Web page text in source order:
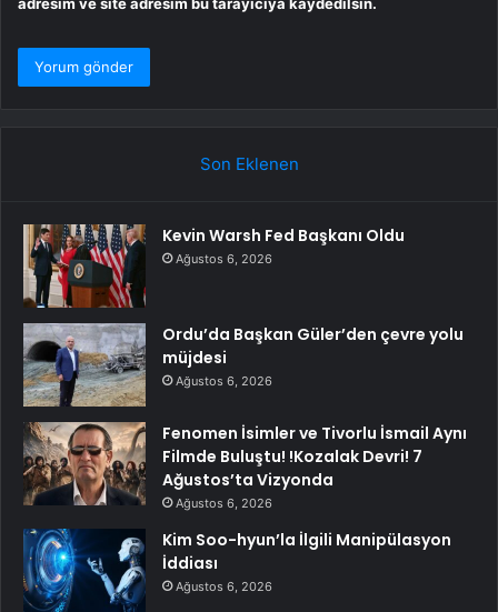
Son Eklenen
Kevin Warsh Fed Başkanı Oldu
Ağustos 6, 2026
Ordu’da Başkan Güler’den çevre yolu
müjdesi
Ağustos 6, 2026
Fenomen İsimler ve Tivorlu İsmail Aynı
Filmde Buluştu! !Kozalak Devri! 7
Ağustos’ta Vizyonda
Ağustos 6, 2026
Kim Soo-hyun’la İlgili Manipülasyon
İddiası
Ağustos 6, 2026